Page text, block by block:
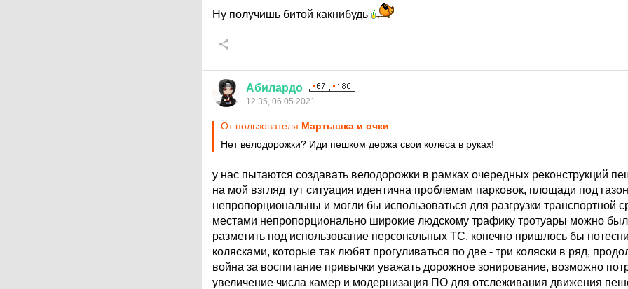
Ну получишь битой какнибудь
Абилардо
12:35, 06.05.2021
От пользователя Мартышка и очки
Нет велодорожки? Иди пешком держа свои колеса в руках!
у нас пытаются создавать велодорожки в рамках очередных реконструкций
на мой взгляд тут ситуация идентична проблемам парковок, площади под
непропорциональны и могли бы использоваться для разгрузки транспортной
местами непропорционально широкие людскому трафику тротуары можно
разметить под использование персональных ТС, конечно пришлось бы
колясками, которые так любят прогуливаться по две - три коляски в ряд,
война за воспитание привычки уважать дорожное зонирование, возможно
увеличение числа камер и модернизация ПО для отслеживания движения